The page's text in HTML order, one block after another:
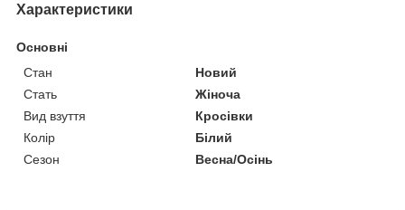
Характеристики
Основні
Стан
Новий
Стать
Жіноча
Вид взуття
Кросівки
Колір
Білий
Сезон
Весна/Осінь